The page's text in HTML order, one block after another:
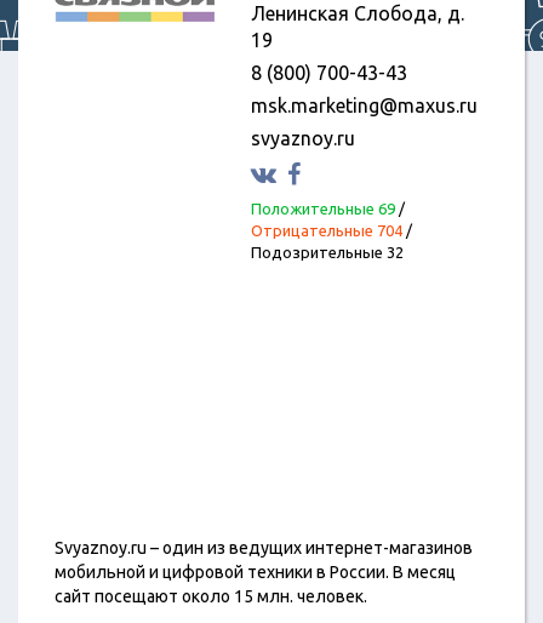
Ленинская Слобода, д.
19
8 (800) 700-43-43
msk.marketing@maxus.ru
svyaznoy.ru
Положительные 69/
Отрицательные 704/
Подозрительные 32
Svyaznoy.ru – один из ведущих интернет-магазинов
мобильной и цифровой техники в России. В месяц
сайт посещают около 15 млн. человек.